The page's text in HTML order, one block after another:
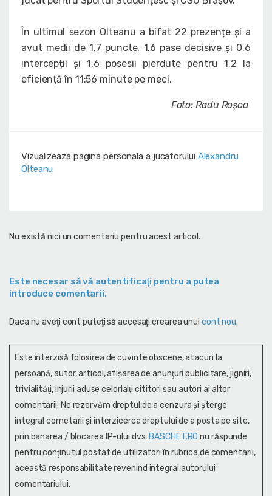
În ultimul sezon Olteanu a bifat 22 prezențe și a
avut medii de 1.7 puncte, 1.6 pase decisive și 0.6
intercepții și 1.6 posesii pierdute pentru 1.2 la
eficiență în 11:56 minute pe meci.
Foto: Radu Roșca
Vizualizeaza pagina personala a jucatorului Alexandru
Olteanu
Nu există nici un comentariu pentru acest articol.
Este necesar să vă autentificaţi pentru a putea
introduce comentarii.
Daca nu aveţi cont puteţi să accesaţi crearea unui cont nou.
Este interzisă folosirea de cuvinte obscene, atacuri la
persoană, autor, articol, afişarea de anunţuri publicitare, jigniri,
trivialităţi, injurii aduse celorlalţi cititori sau autori ai altor
comentarii. Ne rezervăm dreptul de a cenzura și şterge
integral cometarii și interzicerea dreptului de a posta pe site,
prin banarea / blocarea IP-ului dvs.BASCHET.RO nu răspunde
pentru conţinutul postat de utilizatori în rubrica de comentarii,
această responsabilitate revenind integral autorului
comentariului.